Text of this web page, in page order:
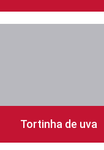
Tortinha de uva